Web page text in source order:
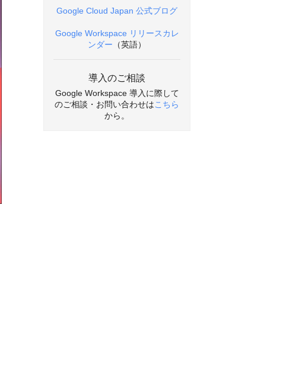
Google Cloud Japan 公式ブログ
Google Workspace リリースカレ
ンダー （英語）
導入のご相談
Google Workspace 導入に際して
のご相談・お問い合わせはこちら
から。